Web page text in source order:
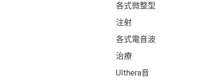
各式微整型
注射
各式電音波
治療
Ulthera音